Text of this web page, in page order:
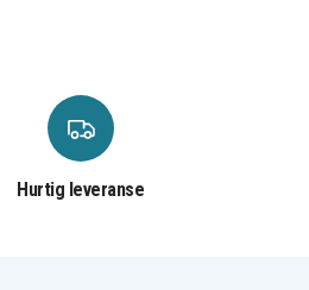
Hurtig leveranse